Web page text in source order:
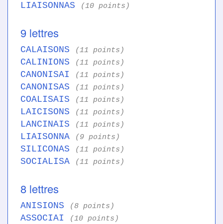
LIAISONNAS (10 points)
9 lettres
CALAISONS (11 points)
CALINIONS (11 points)
CANONISAI (11 points)
CANONISAS (11 points)
COALISAIS (11 points)
LAICISONS (11 points)
LANCINAIS (11 points)
LIAISONNA (9 points)
SILICONAS (11 points)
SOCIALISA (11 points)
8 lettres
ANISIONS (8 points)
ASSOCIAI (10 points)